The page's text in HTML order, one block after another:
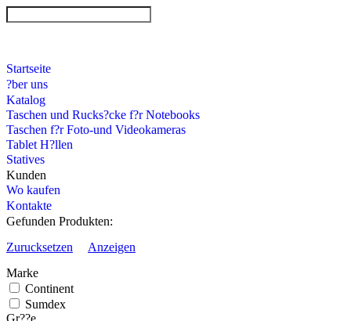
Startseite
?ber uns
Katalog
Taschen und Rucks?cke f?r Notebooks
Taschen f?r Foto-und Videokameras
Tablet H?llen
Statives
Kunden
Wo kaufen
Kontakte
Gefunden Produkten:
Zurucksetzen
Anzeigen
Marke
Continent
Sumdex
Gr??e